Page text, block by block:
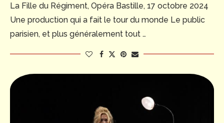
La Fille du Régiment, Opéra Bastille, 17 octobre 2024
Une production qui a fait le tour du monde Le public
parisien, et plus généralement tout …